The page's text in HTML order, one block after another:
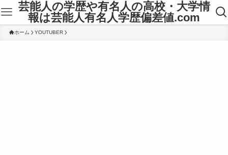
芸能人の学歴や有名人の高校・大学情
報は芸能人有名人学歴偏差値.com
ホーム YOUTUBER